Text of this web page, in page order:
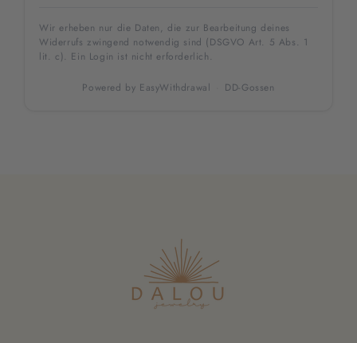
Wir erheben nur die Daten, die zur Bearbeitung deines
Widerrufs zwingend notwendig sind (DSGVO Art. 5 Abs. 1
lit. c). Ein Login ist nicht erforderlich.
Powered by EasyWithdrawal DD-Gossen